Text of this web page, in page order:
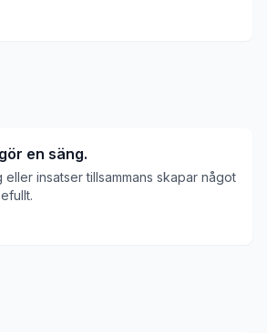
en säng.
eller insatser tillsammans skapar något